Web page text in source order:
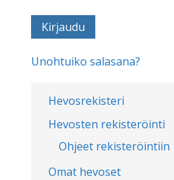
Hevosrekisteri
Hevosten rekisteröinti
Ohjeet rekisteröintiin
Omat hevoset
Unohtuiko salasana?